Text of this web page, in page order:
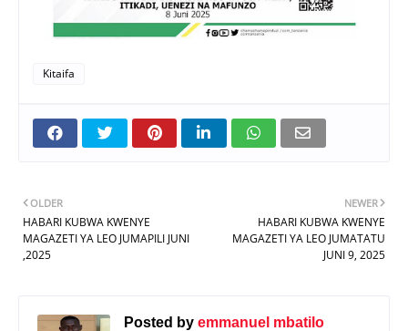
Kitaifa
NEWER
HABARI KUBWA KWENYE
MAGAZETI YA LEO JUMATATU
JUNI 9, 2025
OLDER
HABARI KUBWA KWENYE
MAGAZETI YA LEO JUMAPILI JUNI
,2025
Posted by emmanuel mbatilo